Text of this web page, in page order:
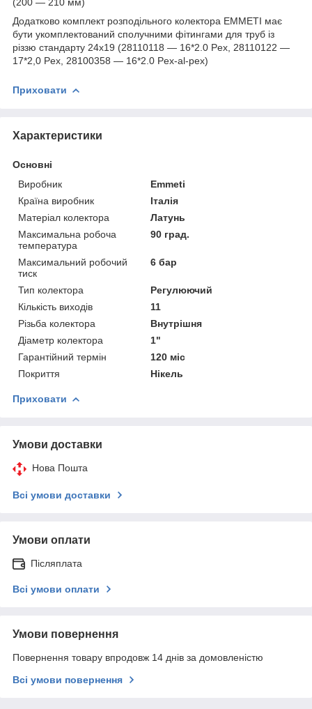
Додатково комплект розподільного колектора EMMETI має
бути укомплектований сполучними фітингами для труб із
різзю стандарту 24х19 (28110118 — 16*2.0 Pex, 28110122 —
17*2,0 Pex, 28100358 — 16*2.0 Pex-al-pex)
Приховати
Характеристики
Основні
Виробник
Emmeti
Країна виробник
Італія
Матеріал колектора
Латунь
Максимальна робоча
температура
90 град.
Максимальний робочий
тиск
6 бар
Тип колектора
Регулюючий
Кількість виходів
11
Різьба колектора
Внутрішня
Діаметр колектора
1"
Гарантійний термін
120 міс
Покриття
Нікель
Приховати
Умови доставки
Нова Пошта
Всі умови доставки
Умови оплати
Післяплата
Всі умови оплати
Умови повернення
Повернення товару впродовж 14 днів за домовленістю
Всі умови повернення